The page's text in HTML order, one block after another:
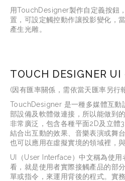
用TouchDesigner製作自定義按鈕
置，可設定觸控動作讓投影變化，
產生光雕。
TOUCH DESIGNER UI
(因有匯率關係，需依當天匯率另行
TouchDesigner 是一種多媒體互動
部設備及軟體做連接，所以能做到
非常廣泛，包含各種平面2D及立體
結合出互動的效果、音樂表演或舞
也可以應用在虛擬實境的領域裡，
UI（User Interface）中文稱為使用
看，就是使用者實際接觸產品的部
單或指令，來運用背後的程式。實